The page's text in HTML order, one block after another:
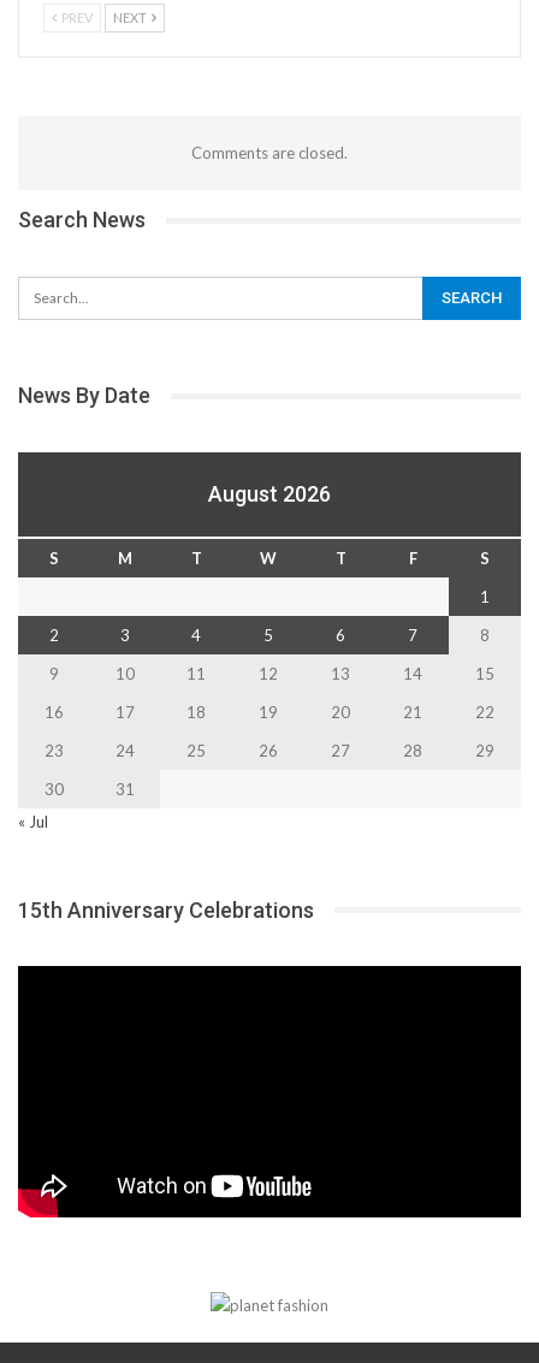
PREV NEXT
Comments are closed.
Search News
News By Date
August 2026
S M T W T F
S
1
2
3 4 5 6 7
8
9
10 11 12 13 14
15
16
17 18 19 20 21
22
23
24 25 26 27 28
29
30
31
« Jul
15th Anniversary Celebrations